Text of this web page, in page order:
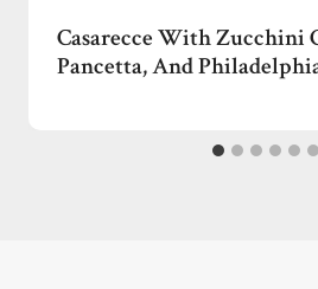
Casarecce With Zucchini
Pancetta, And